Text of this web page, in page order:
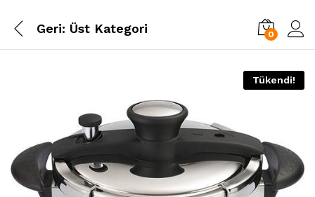
Geri: Üst Kategori 0
Tükendi!